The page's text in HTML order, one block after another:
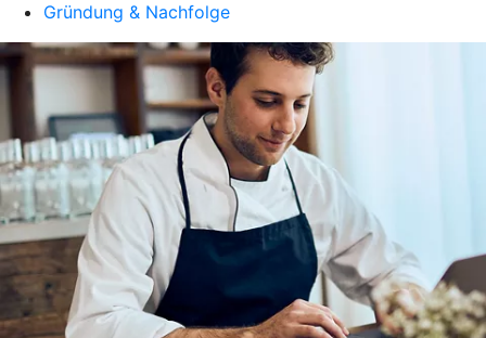
Gründung & Nachfolge